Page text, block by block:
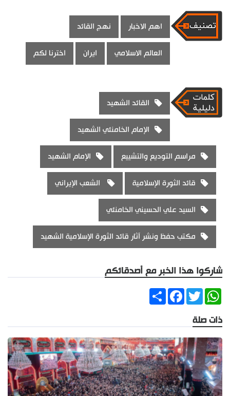
اهم الاخبار نهج القائد
العالم الاسلامي ايران اخترنا لكم
القائد الشهيد
الإمام الخامنئي الشهيد
مراسم التوديع والتشييع الإمام الشهيد
قائد الثورة الإسلامية الشعب الإيراني
السيد علي الحسيني الخامنئي
مكتب حفظ ونشر آثار قائد الثورة الإسلامية الشهيد
شاركوا هذا الخبر مع أصدقائكم
ShareFacebookTwitter
WhatsApp
ذات صلة